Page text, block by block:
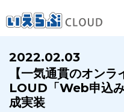
賃貸仲介
業務向け機能
2022.02.03
【一気通貫のオン
LOUD「Web申込
成実装